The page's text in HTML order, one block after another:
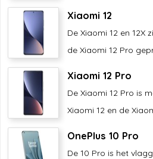
Xiaomi 12
De Xiaomi 12 en 12X
de Xiaomi 12 Pro
Xiaomi 12 Pro
De Xiaomi 12 Pro is
Xiaomi 12 en de
OnePlus 10 Pro
De 10 Pro is het